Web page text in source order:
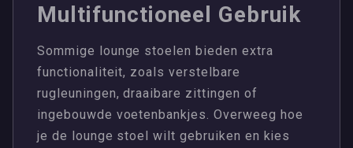
Multifunctioneel Gebruik
Sommige lounge stoelen bieden extra
functionaliteit, zoals verstelbare
rugleuningen, draaibare zittingen of
ingebouwde voetenbankjes. Overweeg hoe
je de lounge stoel wilt gebruiken en kies